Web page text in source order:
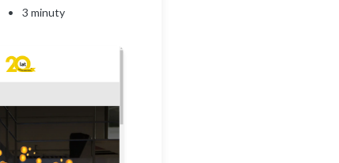
• 3 minuty